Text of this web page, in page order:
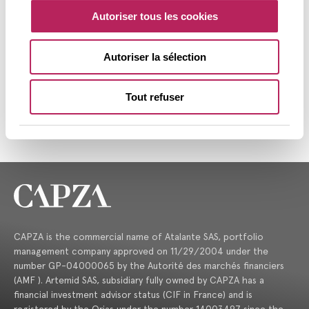
Autoriser tous les cookies
Autoriser la sélection
Tout refuser
familiale.
En savoir plus
CAPZA is the commercial name of Atalante SAS, portfolio
management company approved on 11/29/2004 under the
number GP-04000065 by the Autorité des marchés financiers
(AMF ). Artemid SAS, subsidiary fully owned by CAPZA has a
financial investment advisor status (CIF in France) and is